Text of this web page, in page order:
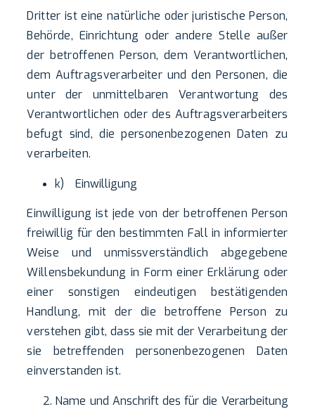
Dritter ist eine natürliche oder juristische Person,
Behörde, Einrichtung oder andere Stelle außer
der betroffenen Person, dem Verantwortlichen,
dem Auftragsverarbeiter und den Personen, die
unter der unmittelbaren Verantwortung des
Verantwortlichen oder des Auftragsverarbeiters
befugt sind, die personenbezogenen Daten zu
verarbeiten.
k) Einwilligung
Einwilligung ist jede von der betroffenen Person
freiwillig für den bestimmten Fall in informierter
Weise und unmissverständlich abgegebene
Willensbekundung in Form einer Erklärung oder
einer sonstigen eindeutigen bestätigenden
Handlung, mit der die betroffene Person zu
verstehen gibt, dass sie mit der Verarbeitung der
sie betreffenden personenbezogenen Daten
einverstanden ist.
Name und Anschrift des für die Verarbeitung